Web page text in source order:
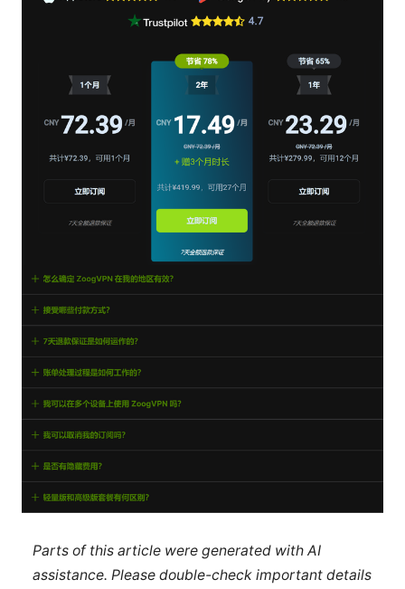
Parts of this article were generated with AI
assistance. Please double-check important details